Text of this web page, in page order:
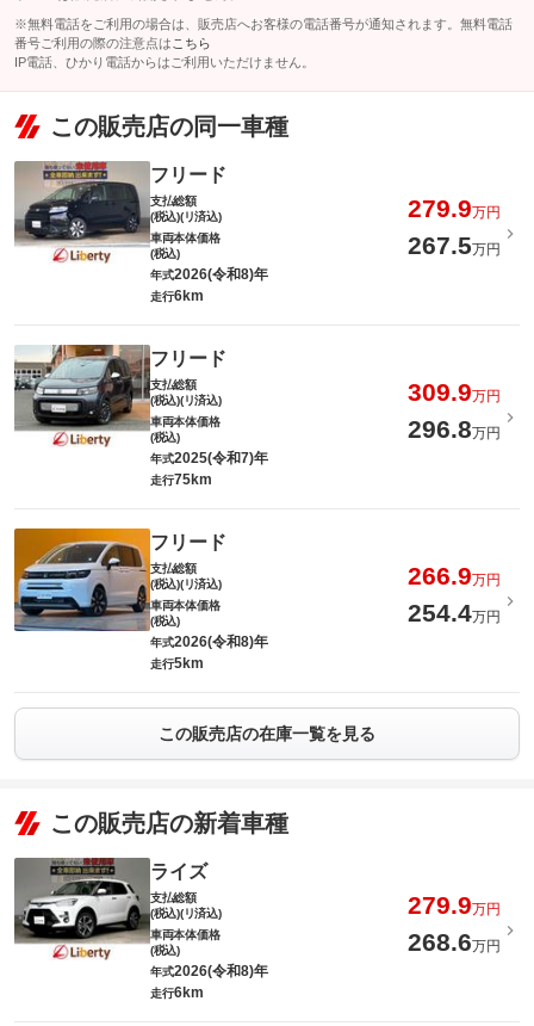
※無料電話をご利用の場合は、販売店へお客様の電話番号が通知されます。無料電話
番号ご利用の際の注意点は こちら
IP電話、ひかり電話からはご利用いただけません。
この販売店の同一車種
フリード
支払総額
(税込)(リ済込)
279.9万円
車両本体価格
(税込)
267.5万円
年式2026(令和8)年
走行6km
フリード
支払総額
(税込)(リ済込)
309.9万円
車両本体価格
(税込)
296.8万円
年式2025(令和7)年
走行75km
フリード
支払総額
(税込)(リ済込)
266.9万円
車両本体価格
(税込)
254.4万円
年式2026(令和8)年
走行5km
この販売店の在庫一覧を見る
この販売店の新着車種
ライズ
支払総額
(税込)(リ済込)
279.9万円
車両本体価格
(税込)
268.6万円
年式2026(令和8)年
走行6km